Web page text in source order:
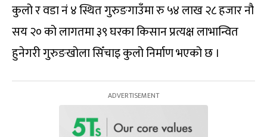
कुलो र वडा नं ४ स्थित गुरुङगाउँमा रु ५४ लाख २८ हजार नौ
सय २० को लागतमा ३९ घरका किसान प्रत्यक्ष लाभान्वित
हुनेगरी गुरुङखोला सिँचाइ कुलो निर्माण भएको छ ।